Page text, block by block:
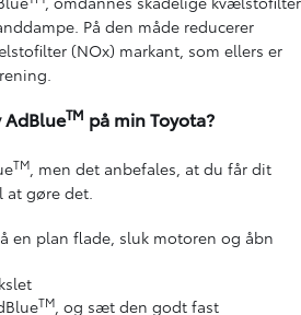
På den måde reducerer
(NOx) markant, som ellers er
AdBlueTM på min Toyota?
TM, men det anbefales, at du får dit
at gøre det.
en plan flade, sluk motoren og åbn
TM, og sæt den godt fast